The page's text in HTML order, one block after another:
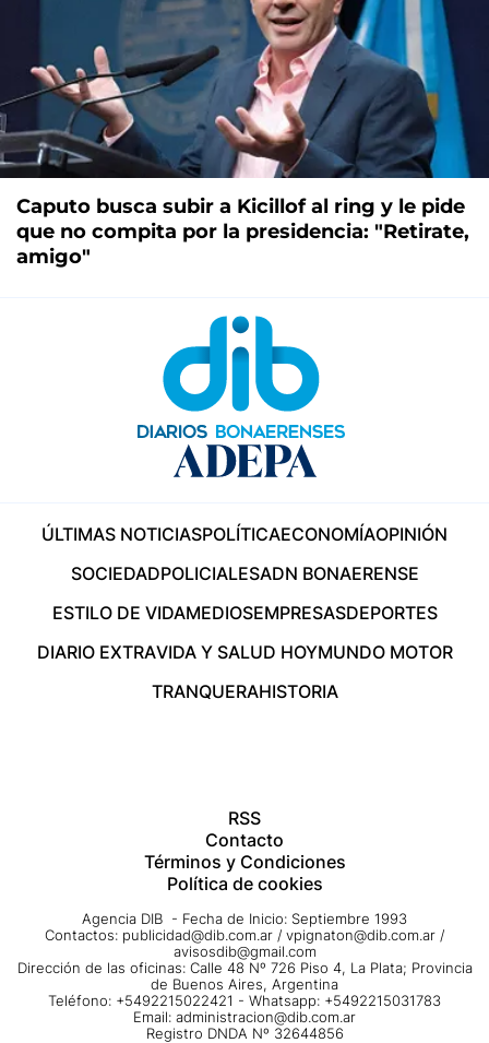
Caputo busca subir a Kicillof al ring y le pide
que no compita por la presidencia: "Retirate,
amigo"
ÚLTIMAS NOTICIASPOLÍTICAECONOMÍAOPINIÓN
SOCIEDADPOLICIALESADN BONAERENSE
ESTILO DE VIDAMEDIOSEMPRESASDEPORTES
DIARIO EXTRAVIDA Y SALUD HOYMUNDO MOTOR
TRANQUERAHISTORIA
RSS
Contacto
Términos y Condiciones
Política de cookies
Agencia DIB - Fecha de Inicio: Septiembre 1993
Contactos: publicidad@dib.com.ar / vpignaton@dib.com.ar /
avisosdib@gmail.com
Dirección de las oficinas: Calle 48 Nº 726 Piso 4, La Plata; Provincia
de Buenos Aires, Argentina
Teléfono: +5492215022421 - Whatsapp: +5492215031783
Email: administracion@dib.com.ar
Registro DNDA Nº 32644856